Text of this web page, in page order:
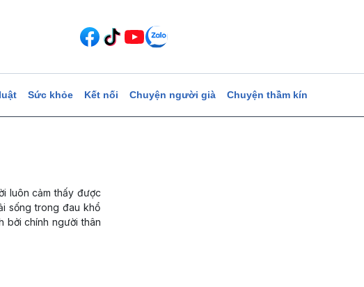
Sức khỏe Kết nối Chuyện người già Chuyện thầm kín
luôn cảm thấy được
sống trong đau khổ
bởi chính người thân